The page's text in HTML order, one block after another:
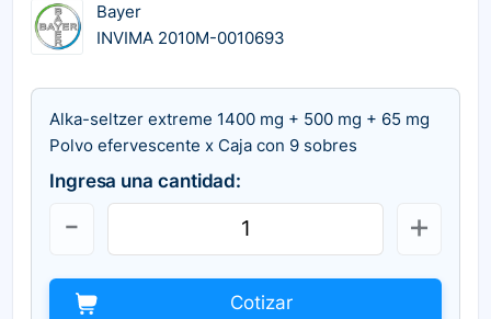
Bayer
INVIMA 2010M-0010693
Alka-seltzer extreme 1400 mg + 500 mg + 65 mg
Polvo efervescente x Caja con 9 sobres
Ingresa una cantidad:
Cotizar